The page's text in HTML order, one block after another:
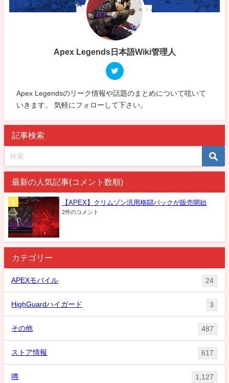
Apex Legends日本語Wiki管理人
Apex Legendsのリーク情報や話題のまとめについて呟いて
いきます。 気軽にフォローして下さい。
記事検索
最新の人気記事(コメント数順)
【APEX】クリムゾン汎用格闘パックが販売開始
2件のコメント
カテゴリー
APEXモバイル 24
HighGuardハイガード 3
その他 487
ストア情報 617
噂 1,127